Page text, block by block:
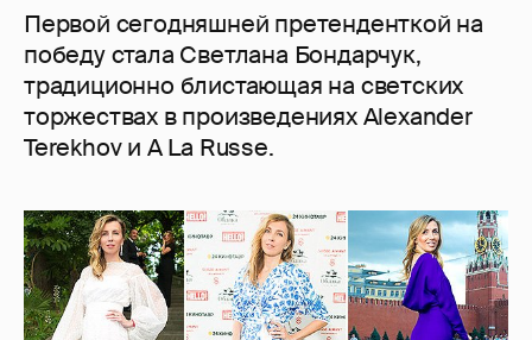
Первой сегодняшней претенденткой на
победу стала Светлана Бондарчук,
традиционно блистающая на светских
торжествах в произведениях Alexander
Terekhov и A La Russe.